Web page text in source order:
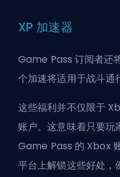
XP 加速器
Game Pass 订阅者还
个加速将适用于战斗通
这些福利并不仅限于
账户。这意味着只要
Game Pass 的 Xbox
平台上解锁这些好处